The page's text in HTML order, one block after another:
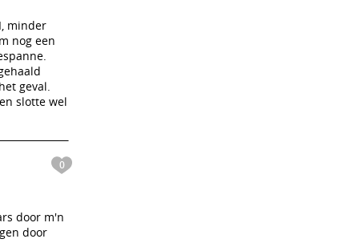
minder
nog een
geval.
slotte wel
0
door m'n
door